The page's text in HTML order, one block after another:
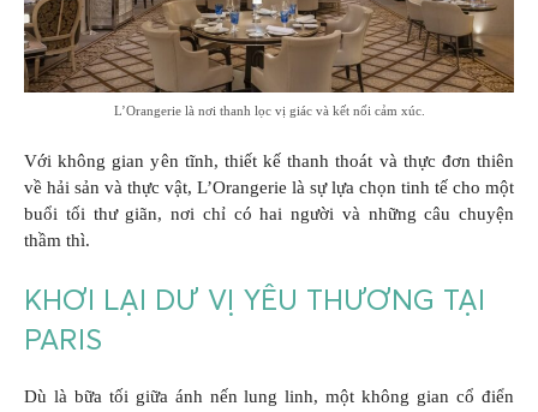
L’Orangerie là nơi thanh lọc vị giác và kết nối cảm xúc.
Với không gian yên tĩnh, thiết kế thanh thoát và thực đơn thiên
về hải sản và thực vật, L’Orangerie là sự lựa chọn tinh tế cho một
buổi tối thư giãn, nơi chỉ có hai người và những câu chuyện
thầm thì.
KHƠI LẠI DƯ VỊ YÊU THƯƠNG TẠI
PARIS
Dù là bữa tối giữa ánh nến lung linh, một không gian cổ điển